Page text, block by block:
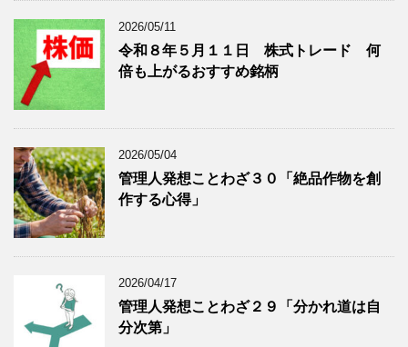
2026/05/11
令和８年５月１１日 株式トレード 何
倍も上がるおすすめ銘柄
2026/05/04
管理人発想ことわざ３０「絶品作物を創
作する心得」
2026/04/17
管理人発想ことわざ２９「分かれ道は自
分次第」